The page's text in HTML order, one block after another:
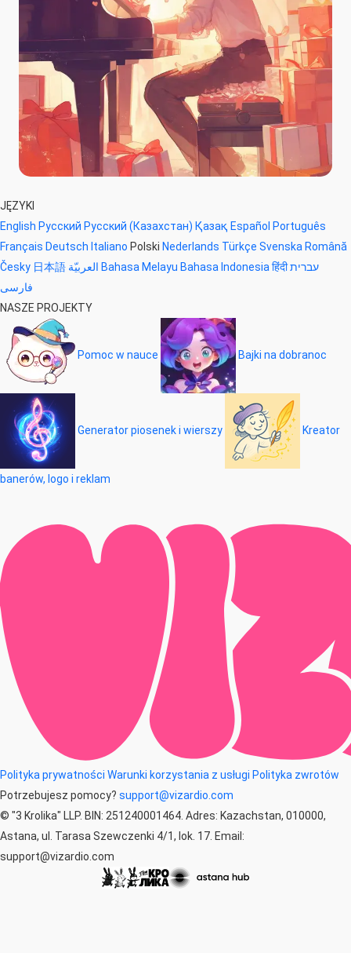
JĘZYKI
English Русский Русский (Казахстан) Қазақ Español Português
Français Deutsch Italiano Polski Nederlands Türkçe Svenska Română
Česky 日本語 Bahasa Melayu Bahasa Indonesia हिंदीעברית
فارسی
NASZE PROJEKTY
Pomoc w nauce Bajki na dobranoc
Generator piosenek i wierszy Kreator
banerów, logo i reklam
Polityka prywatności Warunki korzystania z usługi Polityka zwrotów
Potrzebujesz pomocy? support@vizardio.com
© "3 Krolika" LLP. BIN: 251240001464. Adres: Kazachstan, 010000,
Astana, ul. Tarasa Szewczenki 4/1, lok. 17. Email:
support@vizardio.com